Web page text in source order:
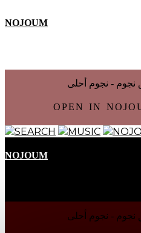
NOJOUM
نجوم - نجوم أحلی
OPEN IN
SEARCH MUSIC
NOJOUM
نجوم - نجوم أحلی